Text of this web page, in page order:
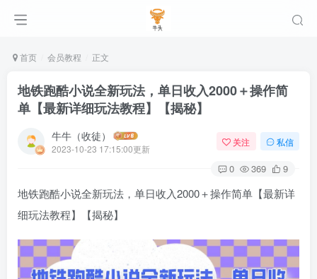
首页 会员教程 正文
地铁跑酷小说全新玩法，单日收入2000＋操作简
单【最新详细玩法教程】【揭秘】
牛牛（收徒）
2023-10-23 17:15:00更新
关注 私信
0 369 9
地铁跑酷小说全新玩法，单日收入2000＋操作简单【最新详
细玩法教程】【揭秘】